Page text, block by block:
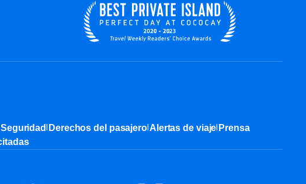
Seguridad| Derechos del pasajero|Alertas de viaje| Prensa